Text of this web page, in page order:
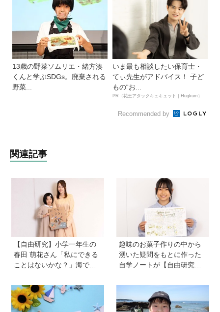
13歳の野菜ソムリエ・緒方湊
くんと学ぶSDGs。廃棄される
野菜...
いま最も相談したい保育士・
てぃ先生がアドバイス！ 子ど
もの“お...
PR（花王アタックキュキュット｜Hugkum）
Recommended by
関連記事
【自由研究】小学一年生の
春田 萌花さん「私にできる
ことはないかな？」海で拾
に！ 捨てるはずのクレヨン
をもう一度使えるように！
おうちでできるSDGsに挑戦
趣味のお菓子作りの中から
湧いた疑問をもとに作った
自学ノートが【自由研究コ
受賞した工藤桜子さん。砂
糖の種類を変えることで、
クッキーの出来上がりにど